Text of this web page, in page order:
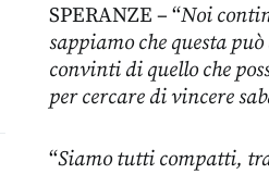
SPERANZE – “Noi
sappiamo che questa
convinti di quello che
per cercare di vincere
“Siamo tutti compatti,